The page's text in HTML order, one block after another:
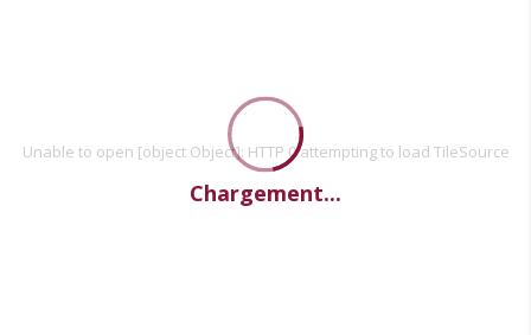
Unable to open [object Object]: HTTP 0 attempting to load TileSource
Chargement...